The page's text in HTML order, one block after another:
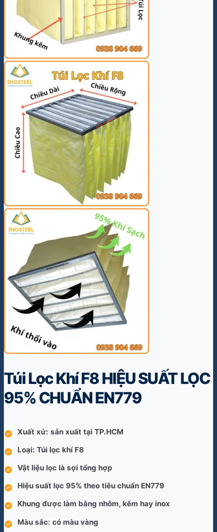
Túi Lọc Khí F8 HIỆU SUẤT LỌC
95% CHUẨN EN779
Xuất xứ: sản xuất tại TP.HCM
Loại: Túi lọc khí F8
Vật liệu lọc là sợi tổng hợp
Hiệu suất lọc 95% theo tiêu chuẩn EN779
Khung được làm bằng nhôm, kẽm hay inox
Màu sắc: có màu vàng